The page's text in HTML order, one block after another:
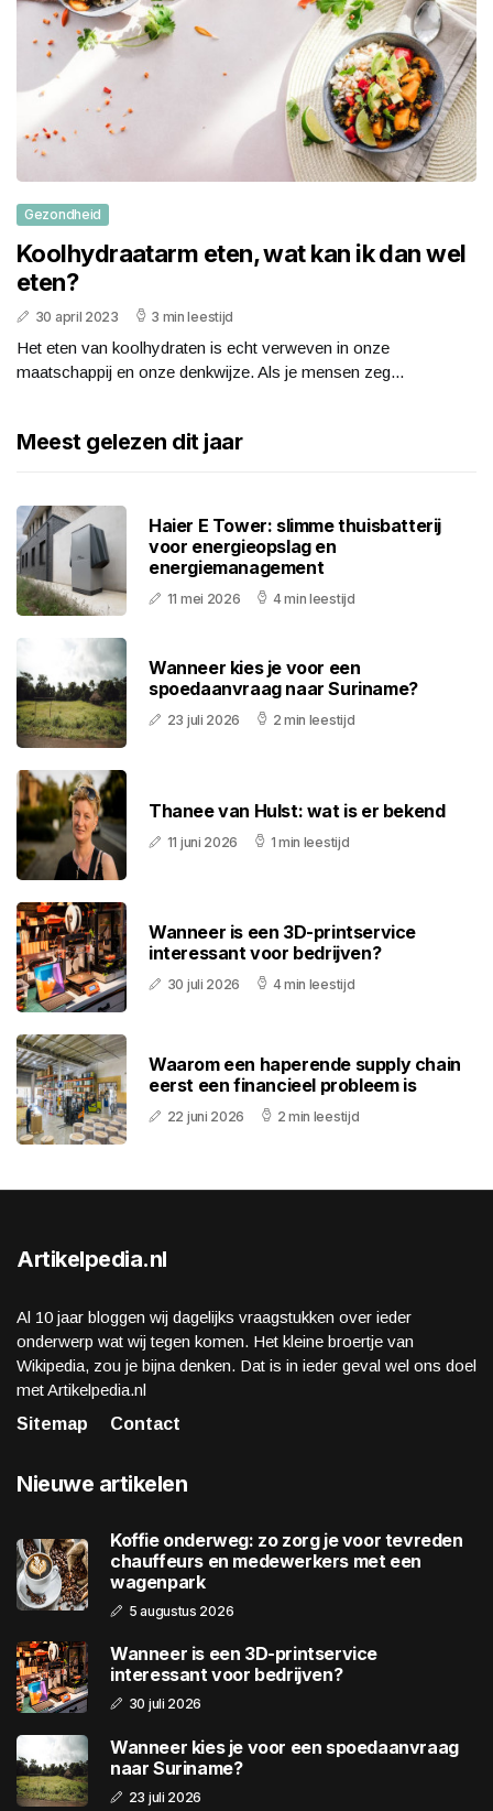
Gezondheid
Koolhydraatarm eten, wat kan ik dan wel
eten?
30 april 2023 3 min leestijd
Het eten van koolhydraten is echt verweven in onze
maatschappij en onze denkwijze. Als je mensen zeg...
Meest gelezen dit jaar
Haier E Tower: slimme thuisbatterij
voor energieopslag en
energiemanagement
11 mei 2026 4 min leestijd
Wanneer kies je voor een
spoedaanvraag naar Suriname?
23 juli 2026 2 min leestijd
Thanee van Hulst: wat is er bekend
11 juni 2026 1 min leestijd
Wanneer is een 3D-printservice
interessant voor bedrijven?
30 juli 2026 4 min leestijd
Waarom een haperende supply chain
eerst een financieel probleem is
22 juni 2026 2 min leestijd
Artikelpedia.nl
Al 10 jaar bloggen wij dagelijks vraagstukken over ieder
onderwerp wat wij tegen komen. Het kleine broertje van
Wikipedia, zou je bijna denken. Dat is in ieder geval wel ons doel
met Artikelpedia.nl
Sitemap
Contact
Nieuwe artikelen
Koffie onderweg: zo zorg je voor tevreden
chauffeurs en medewerkers met een
wagenpark
5 augustus 2026
Wanneer is een 3D-printservice
interessant voor bedrijven?
30 juli 2026
Wanneer kies je voor een spoedaanvraag
naar Suriname?
23 juli 2026